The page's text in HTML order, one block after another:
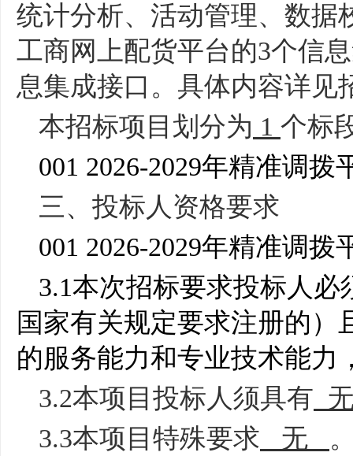
统计分析、活动管理、数据
工商网上配货平台的3个信
息集成接口。具体内容详见
本招标项目划分为 1 个标
001 2026-2029年精准调拨
三、投标人资格要求
001 2026-2029年精准调拨
3.1本次招标要求投标人必
国家有关规定要求注册的
的服务能力和专业技术能力
3.2本项目投标人须具有
3.3本项目特殊要求 无